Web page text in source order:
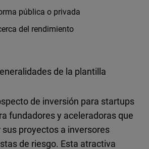
pública o privada
del rendimiento
de la plantilla
de inversión para startups
fundadores y aceleradoras que
proyectos a inversores
de riesgo. Esta atractiva